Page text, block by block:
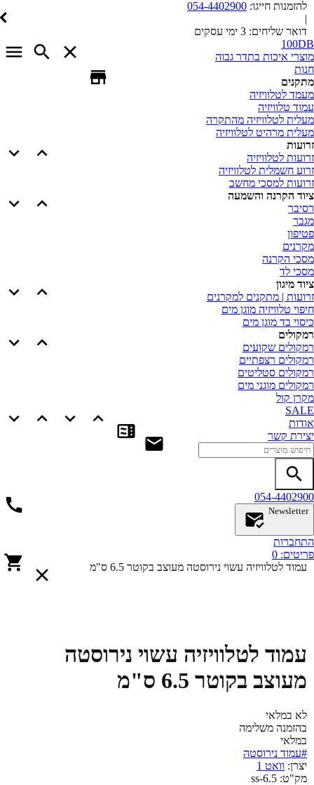
להזמנות חייגו: 054-4402900
דואר שליחים: 3 ימי עסקים
איכות בתדר גבוה
לטלוויזיה
טלוויזיה
לטלוויזיה מהתקרה
מרהיט לטלוויזיה
לטלוויזיה
חשמלית לטלוויזיה
למסכי מחשב
הקרנה והשמעה
הקרנה
לד
מיגון
| מתקנים למקרנים
טלוויזיה מוגן מים
בד מוגן מים
שקועים
רצפתיים
סטליטים
מוגני מים
קול
קשר
054-
0
עמוד לטלוויזיה עשוי נירוסטה מעוצב בקוטר 6.5 ס"מ
עמוד לטלוויזיה עשוי נירוסטה
מעוצב בקוטר 6.5 ס"מ
לא במלאי
בהזמנה משלימה
במלאי
#עמוד נירוסטה
יצרן:וואט 1
מק"ט:ss-6.5